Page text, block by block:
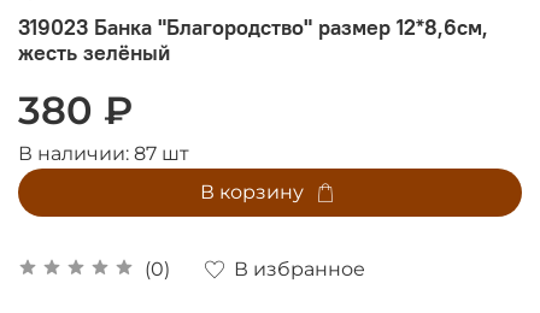
319023 Банка "Благородство" размер 12*8,6см,
жесть зелёный
(0) В избранное
380 ₽
В наличии: 87 шт
В корзину